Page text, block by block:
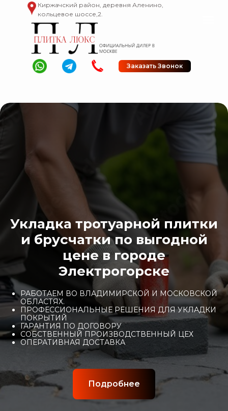
Киржачский район, деревня Аленино,
кольцевое шоссе,2.
Заказать Звонок
Укладка тротуарной плитки
и брусчатки по выгодной
цене в городе
Электрогорске
РАБОТАЕМ ВО ВЛАДИМИРСКОЙ И МОСКОВСКОЙ
ОБЛАСТЯХ.
ПРОФЕССИОНАЛЬНЫЕ РЕШЕНИЯ ДЛЯ УКЛАДКИ
ПОКРЫТИЙ
ГАРАНТИЯ ПО ДОГОВОРУ
СОБСТВЕННЫЙ ПРОИЗВОДСТВЕННЫЙ ЦЕХ
ОПЕРАТИВНАЯ ДОСТАВКА
Подробнее